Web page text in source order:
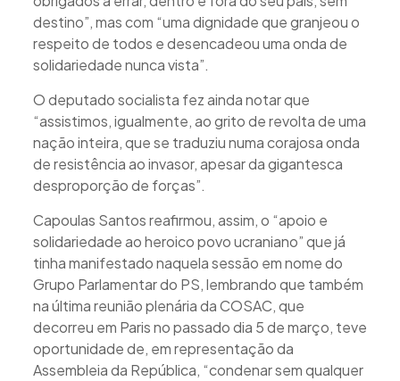
destino”, mas com “uma dignidade que granjeou o
respeito de todos e desencadeou uma onda de
solidariedade nunca vista”.
O deputado socialista fez ainda notar que
“assistimos, igualmente, ao grito de revolta de uma
nação inteira, que se traduziu numa corajosa onda
de resistência ao invasor, apesar da gigantesca
desproporção de forças”.
Capoulas Santos reafirmou, assim, o “apoio e
solidariedade ao heroico povo ucraniano” que já
tinha manifestado naquela sessão em nome do
Grupo Parlamentar do PS, lembrando que também
na última reunião plenária da COSAC, que
decorreu em Paris no passado dia 5 de março, teve
oportunidade de, em representação da
Assembleia da República, “condenar sem qualquer